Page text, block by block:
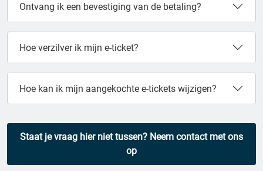
Ontvang ik een bevestiging van de betaling?
Hoe verzilver ik mijn e-ticket?
Hoe kan ik mijn aangekochte e-tickets wijzigen?
Staat je vraag hier niet tussen? Neem contact met ons
op